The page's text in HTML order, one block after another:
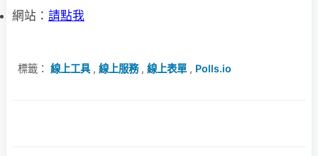
網站： 請點我
標籤： 線上工具, 線上服務, 線上表單, Polls.io